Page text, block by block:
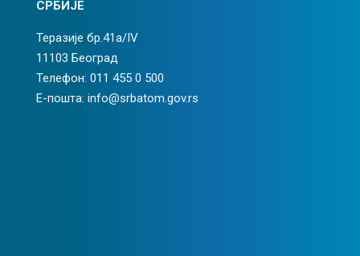
СРБИЈЕ
Теразије бр.41а/IV
11103 Београд
Телефон: 011 455 0 500
Е-пошта: info@srbatom.gov.rs